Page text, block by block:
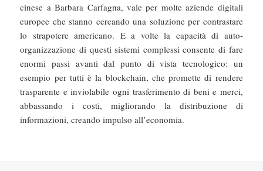
cinese a Barbara Carfagna, vale per molte aziende digitali
europee che stanno cercando una soluzione per contrastare
lo strapotere americano. E a volte la capacità di auto-
organizzazione di questi sistemi complessi consente di fare
enormi passi avanti dal punto di vista tecnologico: un
esempio per tutti è la blockchain, che promette di rendere
trasparente e inviolabile ogni trasferimento di beni e merci,
abbassando i costi, migliorando la distribuzione di
informazioni, creando impulso all’economia.